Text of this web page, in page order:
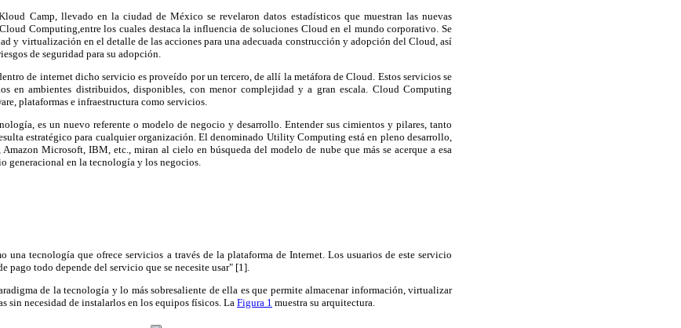
Camp, llevado en la ciudad de México se revelaron datos estadísticos que muestran las nuevas
Computing,entre los cuales destaca la influencia de soluciones Cloud en el mundo corporativo. Se
y virtualización en el detalle de las acciones para una adecuada construcción y adopción del Cloud, así
de seguridad para su adopción.
de internet dicho servicio es proveído por un tercero, de allí la metáfora de Cloud. Estos servicios se
en ambientes distribuidos, disponibles, con menor complejidad y a gran escala. Cloud Computing
plataformas e infraestructura como servicios.
es un nuevo referente o modelo de negocio y desarrollo. Entender sus cimientos y pilares, tanto
estratégico para cualquier organización. El denominado Utility Computing está en pleno desarrollo,
Amazon Microsoft, IBM, etc., miran al cielo en búsqueda del modelo de nube que más se acerque a esa
generacional en la tecnología y los negocios.
una tecnología que ofrece servicios a través de la plataforma de Internet. Los usuarios de este servicio
pago todo depende del servicio que se necesite usar" [1].
de la tecnología y lo más sobresaliente de ella es que permite almacenar información, virtualizar
sin necesidad de instalarlos en los equipos físicos. La Figura 1 muestra su arquitectura.